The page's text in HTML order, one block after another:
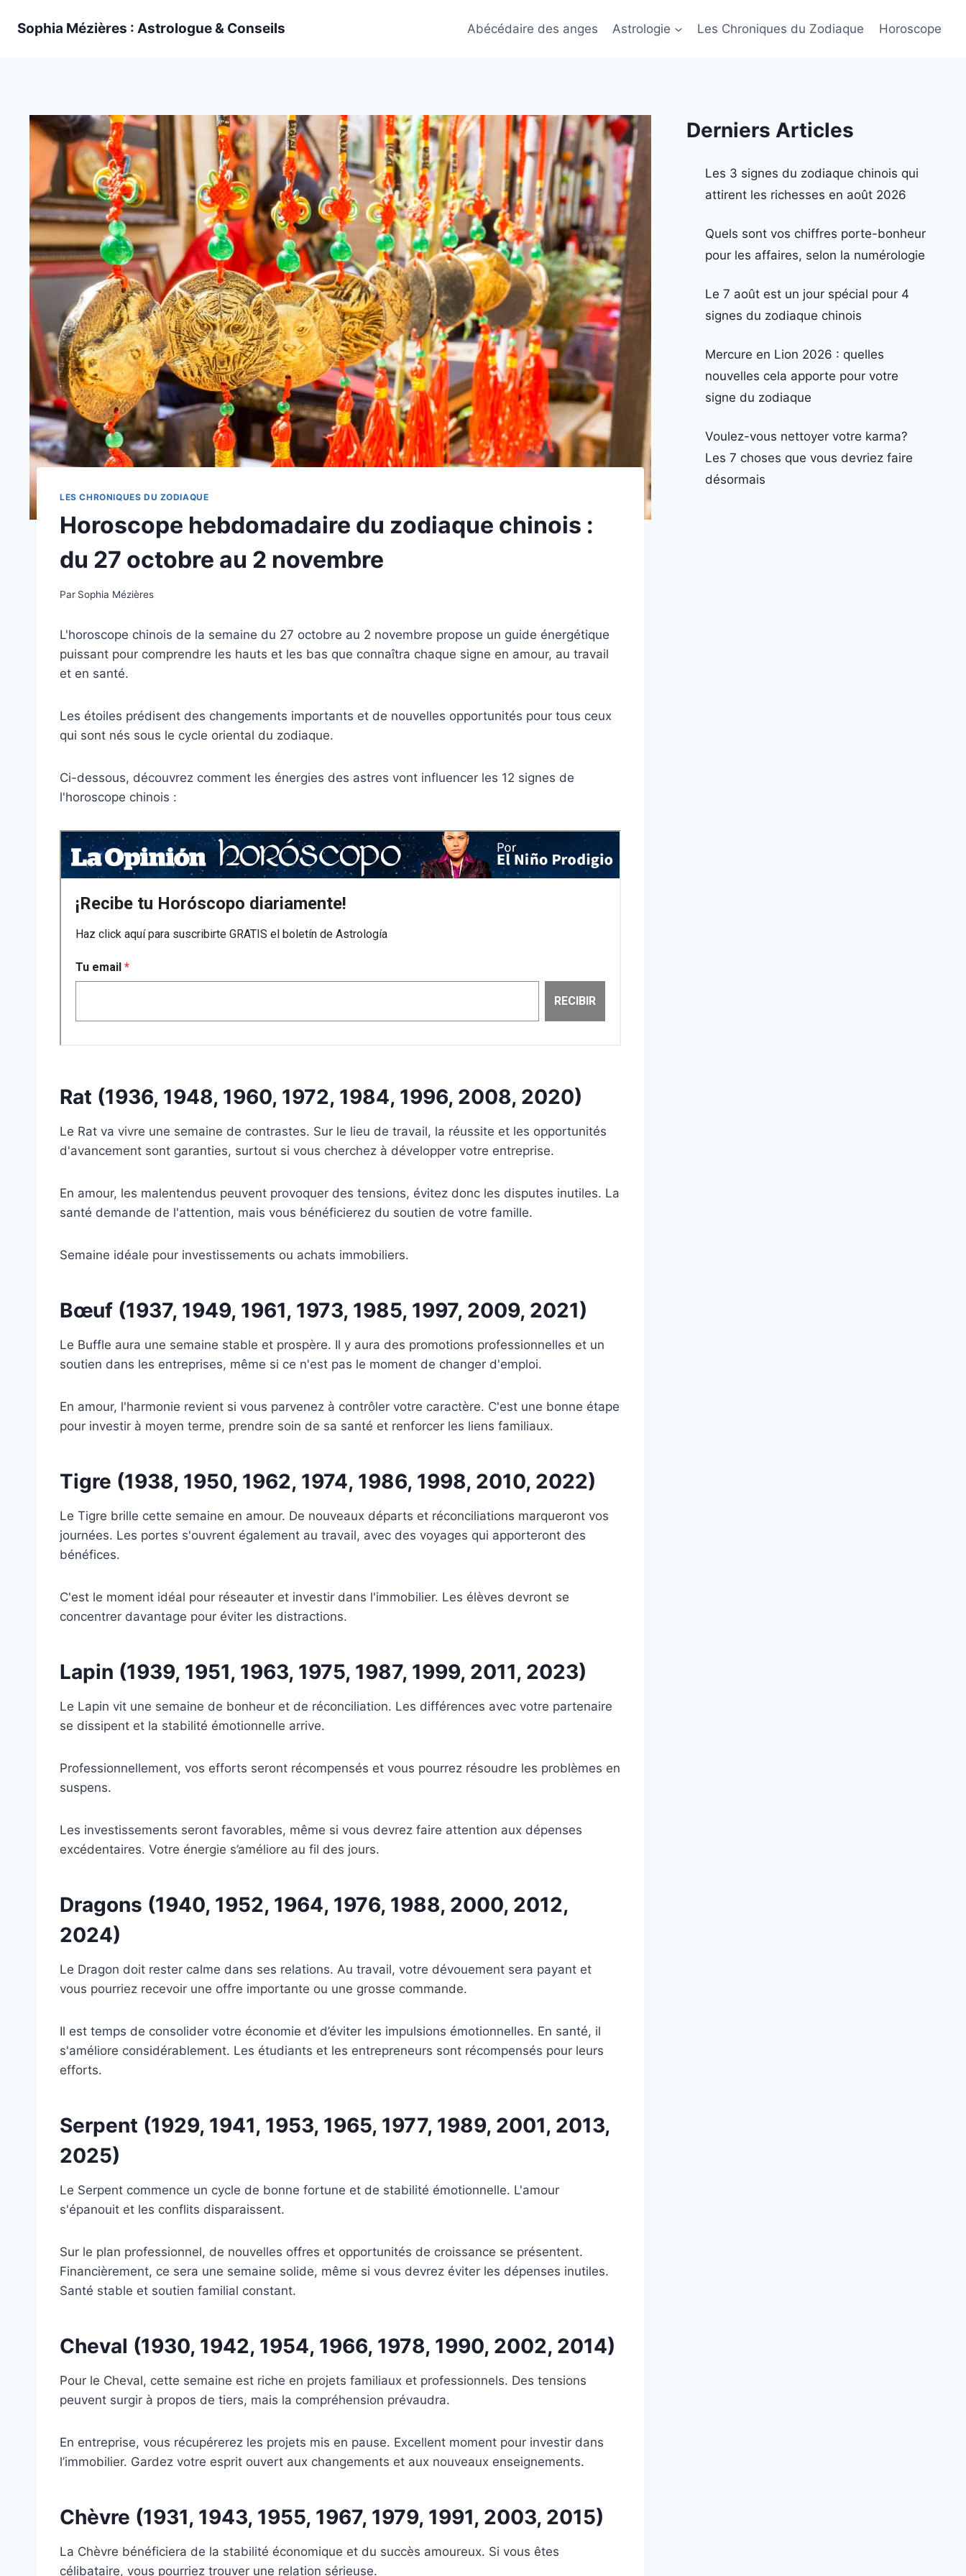
Sophia Mézières : Astrologue & Conseils Abécédaire des anges Astrologie Les Chroniques du Zodiaque Horoscope
LES CHRONIQUES DU ZODIAQUE
Horoscope hebdomadaire du zodiaque chinois :
du 27 octobre au 2 novembre
Par Sophia Mézières
L'horoscope chinois de la semaine du 27 octobre au 2 novembre propose un guide énergétique
puissant pour comprendre les hauts et les bas que connaîtra chaque signe en amour, au travail
et en santé.
Les étoiles prédisent des changements importants et de nouvelles opportunités pour tous ceux
qui sont nés sous le cycle oriental du zodiaque.
Ci-dessous, découvrez comment les énergies des astres vont influencer les 12 signes de
l'horoscope chinois :
Rat (1936, 1948, 1960, 1972, 1984, 1996, 2008, 2020)
Le Rat va vivre une semaine de contrastes. Sur le lieu de travail, la réussite et les opportunités
d'avancement sont garanties, surtout si vous cherchez à développer votre entreprise.
En amour, les malentendus peuvent provoquer des tensions, évitez donc les disputes inutiles. La
santé demande de l'attention, mais vous bénéficierez du soutien de votre famille.
Semaine idéale pour investissements ou achats immobiliers.
Bœuf (1937, 1949, 1961, 1973, 1985, 1997, 2009, 2021)
Le Buffle aura une semaine stable et prospère. Il y aura des promotions professionnelles et un
soutien dans les entreprises, même si ce n'est pas le moment de changer d'emploi.
En amour, l'harmonie revient si vous parvenez à contrôler votre caractère. C'est une bonne étape
pour investir à moyen terme, prendre soin de sa santé et renforcer les liens familiaux.
Tigre (1938, 1950, 1962, 1974, 1986, 1998, 2010, 2022)
Le Tigre brille cette semaine en amour. De nouveaux départs et réconciliations marqueront vos
journées. Les portes s'ouvrent également au travail, avec des voyages qui apporteront des
bénéfices.
C'est le moment idéal pour réseauter et investir dans l'immobilier. Les élèves devront se
concentrer davantage pour éviter les distractions.
Lapin (1939, 1951, 1963, 1975, 1987, 1999, 2011, 2023)
Le Lapin vit une semaine de bonheur et de réconciliation. Les différences avec votre partenaire
se dissipent et la stabilité émotionnelle arrive.
Professionnellement, vos efforts seront récompensés et vous pourrez résoudre les problèmes en
suspens.
Les investissements seront favorables, même si vous devrez faire attention aux dépenses
excédentaires. Votre énergie s’améliore au fil des jours.
Dragons (1940, 1952, 1964, 1976, 1988, 2000, 2012,
2024)
Le Dragon doit rester calme dans ses relations. Au travail, votre dévouement sera payant et
vous pourriez recevoir une offre importante ou une grosse commande.
Il est temps de consolider votre économie et d’éviter les impulsions émotionnelles. En santé, il
s'améliore considérablement. Les étudiants et les entrepreneurs sont récompensés pour leurs
efforts.
Serpent (1929, 1941, 1953, 1965, 1977, 1989, 2001, 2013,
2025)
Le Serpent commence un cycle de bonne fortune et de stabilité émotionnelle. L'amour
s'épanouit et les conflits disparaissent.
Sur le plan professionnel, de nouvelles offres et opportunités de croissance se présentent.
Financièrement, ce sera une semaine solide, même si vous devrez éviter les dépenses inutiles.
Santé stable et soutien familial constant.
Cheval (1930, 1942, 1954, 1966, 1978, 1990, 2002, 2014)
Pour le Cheval, cette semaine est riche en projets familiaux et professionnels. Des tensions
peuvent surgir à propos de tiers, mais la compréhension prévaudra.
En entreprise, vous récupérerez les projets mis en pause. Excellent moment pour investir dans
l’immobilier. Gardez votre esprit ouvert aux changements et aux nouveaux enseignements.
Chèvre (1931, 1943, 1955, 1967, 1979, 1991, 2003, 2015)
La Chèvre bénéficiera de la stabilité économique et du succès amoureux. Si vous êtes
célibataire, vous pourriez trouver une relation sérieuse.
Derniers Articles
Les 3 signes du zodiaque chinois qui
attirent les richesses en août 2026
Quels sont vos chiffres porte-bonheur
pour les affaires, selon la numérologie
Le 7 août est un jour spécial pour 4
signes du zodiaque chinois
Mercure en Lion 2026 : quelles
nouvelles cela apporte pour votre
signe du zodiaque
Voulez-vous nettoyer votre karma?
Les 7 choses que vous devriez faire
désormais